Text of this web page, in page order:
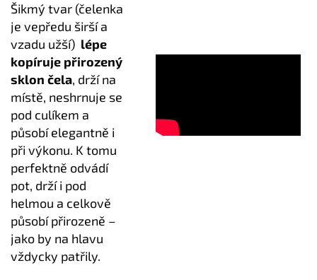
Šikmý tvar (čelenka
je vepředu širší a
vzadu užší) lépe
kopíruje přirozený
sklon čela, drží na
místě, neshrnuje se
pod culíkem a
působí elegantně i
při výkonu. K tomu
perfektně odvádí
pot, drží i pod
helmou a celkově
působí přirozeně –
jako by na hlavu
vždycky patřily.